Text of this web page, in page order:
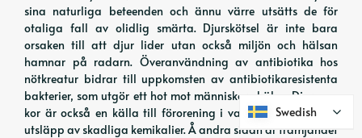
sina naturliga beteenden och ännu värre utsätts de för
otaliga fall av olidlig smärta. Djurskötsel är inte bara
orsaken till att djur lider utan också miljön och hälsan
hamnar på radarn. Överanvändning av antibiotika hos
nötkreatur bidrar till uppkomsten av antibiotikaresistenta
bakterier, som utgör ett hot mot människors hälsa. Djur som
kor är också en källa till förorening i vattnet på grund av
utsläpp av skadliga kemikalier. Å andra sidan är främjandet
Swedish
Swedish